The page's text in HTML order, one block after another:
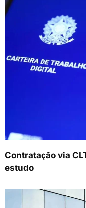
Contratação via
estudo